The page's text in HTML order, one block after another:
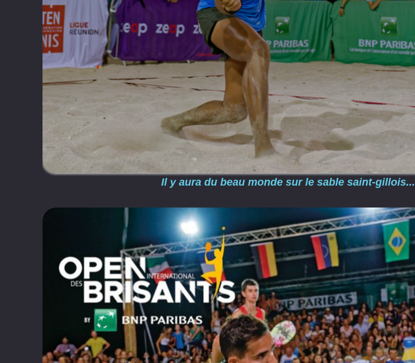
Il y aura du beau monde sur le sable saint-gillois...